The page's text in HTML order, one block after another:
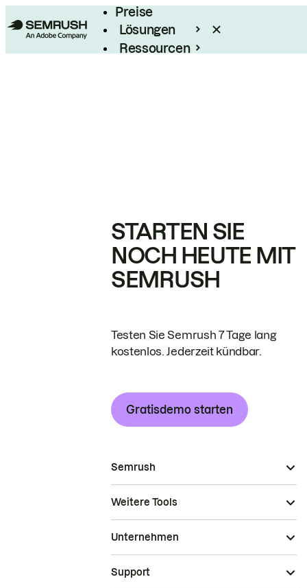
Preise
Lösungen
Ressourcen
STARTEN SIE
NOCH HEUTE MIT
SEMRUSH
Testen Sie Semrush 7 Tage lang
kostenlos. Jederzeit kündbar.
Gratisdemo starten
Semrush
Weitere Tools
Unternehmen
Support